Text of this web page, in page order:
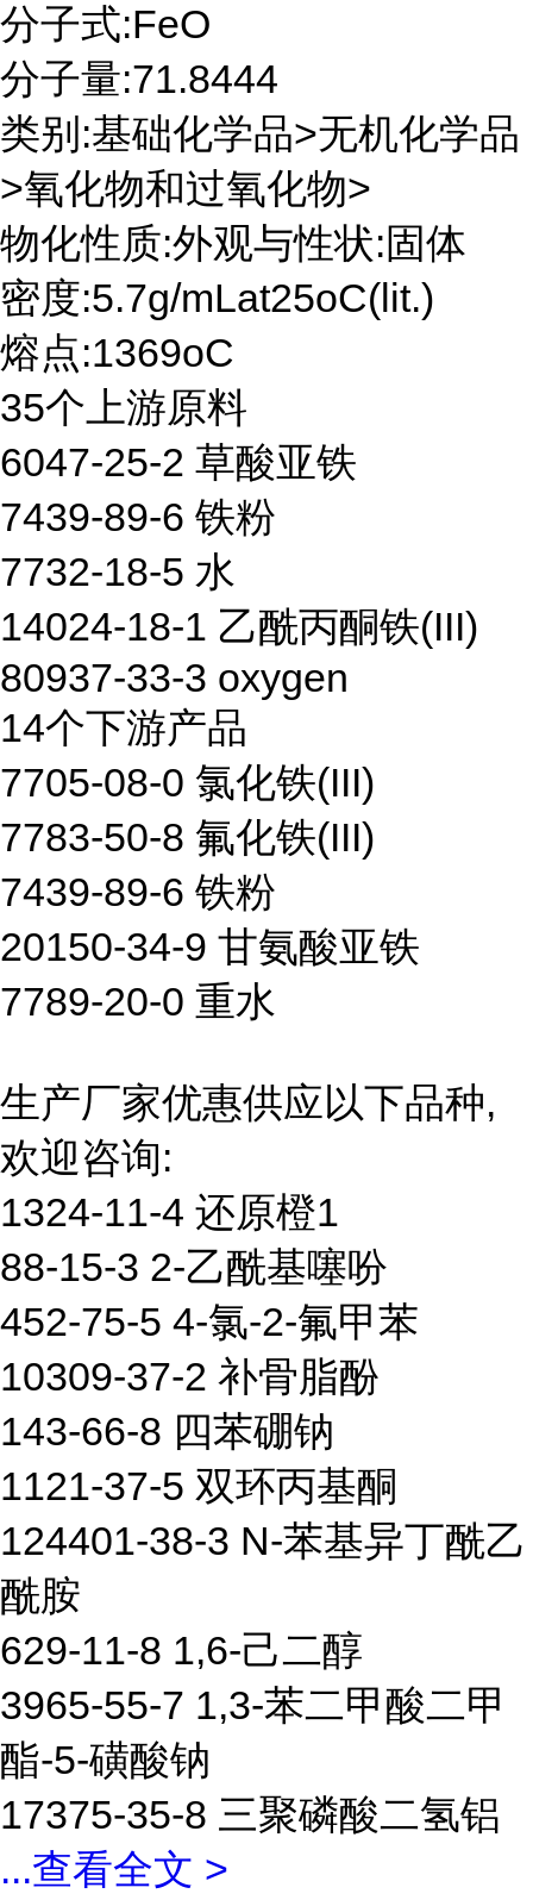
分子式:FeO
分子量:71.8444
类别:基础化学品>无机化学品
>氧化物和过氧化物>
物化性质:外观与性状:固体
密度:5.7g/mLat25oC(lit.)
熔点:1369oC
35个上游原料
6047-25-2 草酸亚铁
7439-89-6 铁粉
7732-18-5 水
14024-18-1 乙酰丙酮铁(III)
80937-33-3 oxygen
14个下游产品
7705-08-0 氯化铁(III)
7783-50-8 氟化铁(III)
7439-89-6 铁粉
20150-34-9 甘氨酸亚铁
7789-20-0 重水
生产厂家优惠供应以下品种,
欢迎咨询:
1324-11-4 还原橙1
88-15-3 2-乙酰基噻吩
452-75-5 4-氯-2-氟甲苯
10309-37-2 补骨脂酚
143-66-8 四苯硼钠
1121-37-5 双环丙基酮
124401-38-3 N-苯基异丁酰乙
酰胺
629-11-8 1,6-己二醇
3965-55-7 1,3-苯二甲酸二甲
酯-5-磺酸钠
17375-35-8 三聚磷酸二氢铝
...查看全文 >